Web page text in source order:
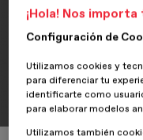
emoción y
ESDESIGN!
18 de Noviembre
¡Hola! Nos
Configuración de
Utilizamos cookies y
para diferenciar tu
identificarte como
para elaborar modelos
Utilizamos también